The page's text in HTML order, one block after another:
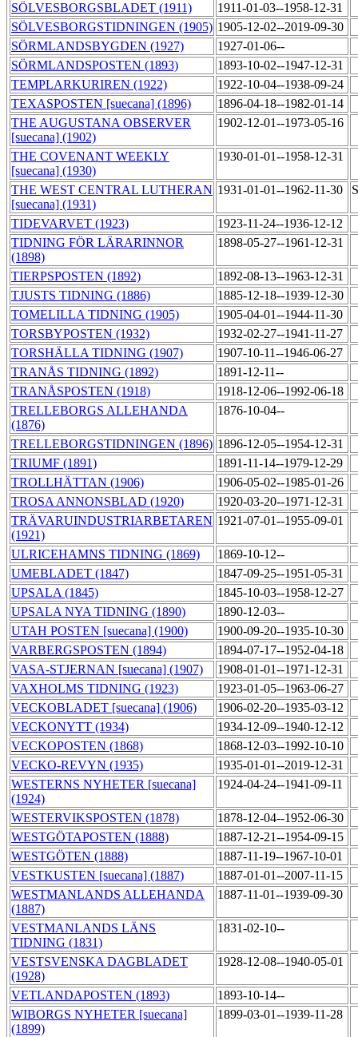
SÖLVESBORGSBLADET (1911)
1911-01-03--1958-12-31
SÖLVESBORGSTIDNINGEN (1905) 1905-12-02--2019-09-30
SÖRMLANDSBYGDEN (1927)
1927-01-06--
SÖRMLANDSPOSTEN (1893)
1893-10-02--1947-12-31
TEMPLARKURIREN (1922)
1922-10-04--1938-09-24
TEXASPOSTEN [suecana] (1896)
1896-04-18--1982-01-14
THE AUGUSTANA OBSERVER
[suecana] (1902)
1902-12-01--1973-05-16
THE COVENANT WEEKLY
[suecana] (1930)
1930-01-01--1958-12-31
THE WEST CENTRAL LUTHERAN
[suecana] (1931)
1931-01-01--1962-11-30
TIDEVARVET (1923)
1923-11-24--1936-12-12
TIDNING FÖR LÄRARINNOR
(1898)
1898-05-27--1961-12-31
TIERPSPOSTEN (1892)
1892-08-13--1963-12-31
TJUSTS TIDNING (1886)
1885-12-18--1939-12-30
TOMELILLA TIDNING (1905)
1905-04-01--1944-11-30
TORSBYPOSTEN (1932)
1932-02-27--1941-11-27
TORSHÄLLA TIDNING (1907)
1907-10-11--1946-06-27
TRANÅS TIDNING (1892)
1891-12-11--
TRANÅSPOSTEN (1918)
1918-12-06--1992-06-18
TRELLEBORGS ALLEHANDA
(1876)
1876-10-04--
TRELLEBORGSTIDNINGEN (1896) 1896-12-05--1954-12-31
TRIUMF (1891)
1891-11-14--1979-12-29
TROLLHÄTTAN (1906)
1906-05-02--1985-01-26
TROSA ANNONSBLAD (1920)
1920-03-20--1971-12-31
TRÄVARUINDUSTRIARBETAREN
(1921)
1921-07-01--1955-09-01
ULRICEHAMNS TIDNING (1869)
1869-10-12--
UMEBLADET (1847)
1847-09-25--1951-05-31
UPSALA (1845)
1845-10-03--1958-12-27
UPSALA NYA TIDNING (1890)
1890-12-03--
UTAH POSTEN [suecana] (1900)
1900-09-20--1935-10-30
VARBERGSPOSTEN (1894)
1894-07-17--1952-04-18
VASA-STJERNAN [suecana] (1907)
1908-01-01--1971-12-31
VAXHOLMS TIDNING (1923)
1923-01-05--1963-06-27
VECKOBLADET [suecana] (1906)
1906-02-20--1935-03-12
VECKONYTT (1934)
1934-12-09--1940-12-12
VECKOPOSTEN (1868)
1868-12-03--1992-10-10
VECKO-REVYN (1935)
1935-01-01--2019-12-31
WESTERNS NYHETER [suecana]
(1924)
1924-04-24--1941-09-11
WESTERVIKSPOSTEN (1878)
1878-12-04--1952-06-30
WESTGÖTAPOSTEN (1888)
1887-12-21--1954-09-15
WESTGÖTEN (1888)
1887-11-19--1967-10-01
VESTKUSTEN [suecana] (1887)
1887-01-01--2007-11-15
WESTMANLANDS ALLEHANDA
(1887)
1887-11-01--1939-09-30
VESTMANLANDS LÄNS
TIDNING (1831)
1831-02-10--
VESTSVENSKA DAGBLADET
(1928)
1928-12-08--1940-05-01
VETLANDAPOSTEN (1893)
1893-10-14--
WIBORGS NYHETER [suecana]
(1899)
1899-03-01--1939-11-28